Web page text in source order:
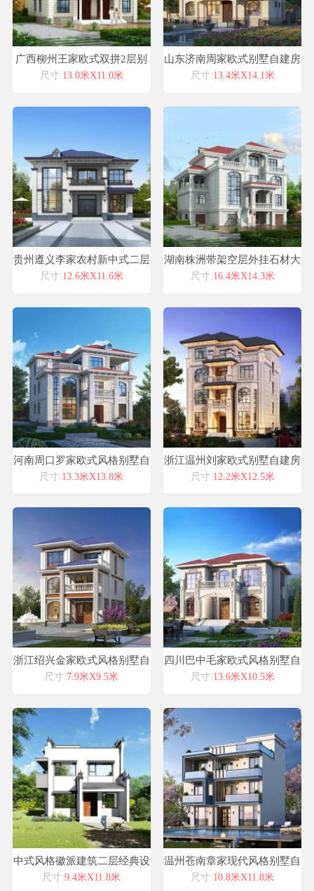
广西柳州王家欧式双拼2层别
墅设计喜天下别墅设计案例
尺寸:13.0米X11.0米
山东济南周家欧式别墅自建房
设计图纸喜天下建筑设计
尺寸:13.4米X14.1米
贵州遵义李家农村新中式二层
平顶别墅自建房设计效果图纸
尺寸:12.6米X11.6米
湖南株洲带架空层外挂石材大
客厅大露台高端豪华欧式别墅
尺寸:16.4米X14.3米
河南周口罗家欧式风格别墅自
建房设计图纸喜天下建筑设计
尺寸:13.3米X13.8米
浙江温州刘家欧式别墅自建房
设计图纸喜天下建筑设计
尺寸:12.2米X12.5米
浙江绍兴金家欧式风格别墅自
建房设计图纸喜天下建筑设计
尺寸:7.9米X9.5米
四川巴中毛家欧式风格别墅自
建房设计图纸喜天下建筑设计
尺寸:13.6米X10.5米
中式风格徽派建筑二层经典设
计高端私人订制效果平面图纸
尺寸:9.4米X11.8米
温州苍南章家现代风格别墅自
建房设计图纸喜天下建筑设计
尺寸:10.8米X11.8米